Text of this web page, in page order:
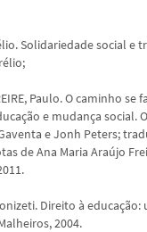
Solidariedade social e
Paulo. O caminho se
e mudança social.
e Jonh Peters;
de Ana Maria Araújo
Direito à
2004.